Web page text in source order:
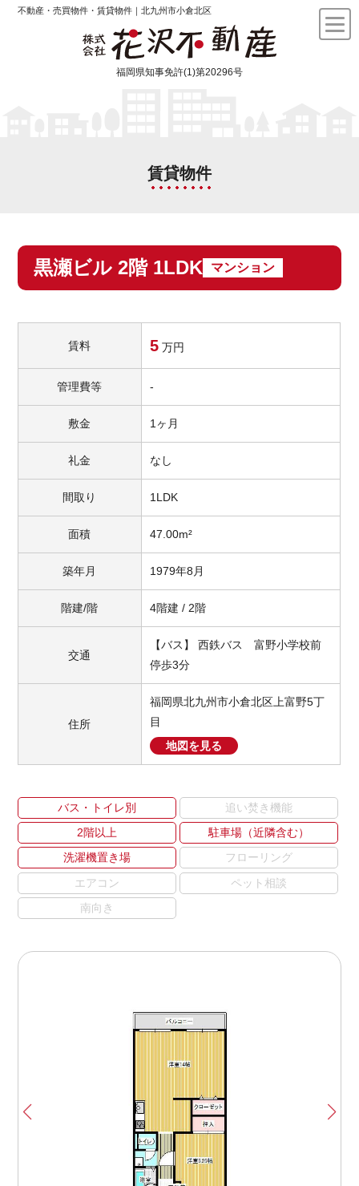
不動産・売買物件・賃貸物件｜北九州市小倉北区
福岡県知事免許(1)第20296号
賃貸物件
黒瀬ビル 2階 1LDK マンション
賃料 5 万円
管理費等 -
敷金 1ヶ月
礼金 なし
間取り 1LDK
面積 47.00m²
築年月 1979年8月
階建/階 4階建 / 2階
交通
【バス】 西鉄バス 富野小学校前
停歩3分
住所
福岡県北九州市小倉北区上富野5丁
目
地図を見る
バス・トイレ別
追い焚き機能
2階以上
駐車場（近隣含む）
洗濯機置き場
フローリング
エアコン
ペット相談
南向き